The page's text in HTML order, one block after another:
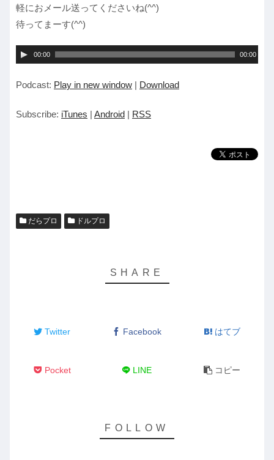
軽におメール送ってくださいね(^^)
待ってまーす(^^)
音
プ
ー
00:00 00:00
Podcast: Play in new window | Download
Subscribe: iTunes | Android | RSS
だらプロ ドルプロ
Twitter Facebook はてブ
Pocket LINE コピー